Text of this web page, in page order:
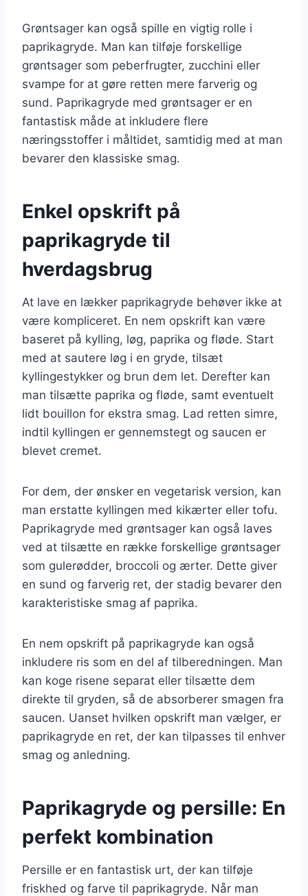
Grøntsager kan også spille en vigtig rolle i
paprikagryde. Man kan tilføje forskellige
grøntsager som peberfrugter, zucchini eller
svampe for at gøre retten mere farverig og
sund. Paprikagryde med grøntsager er en
fantastisk måde at inkludere flere
næringsstoffer i måltidet, samtidig med at man
bevarer den klassiske smag.
Enkel opskrift på
paprikagryde til
hverdagsbrug
At lave en lækker paprikagryde behøver ikke at
være kompliceret. En nem opskrift kan være
baseret på kylling, løg, paprika og fløde. Start
med at sautere løg i en gryde, tilsæt
kyllingestykker og brun dem let. Derefter kan
man tilsætte paprika og fløde, samt eventuelt
lidt bouillon for ekstra smag. Lad retten simre,
indtil kyllingen er gennemstegt og saucen er
blevet cremet.
For dem, der ønsker en vegetarisk version, kan
man erstatte kyllingen med kikærter eller tofu.
Paprikagryde med grøntsager kan også laves
ved at tilsætte en række forskellige grøntsager
som gulerødder, broccoli og ærter. Dette giver
en sund og farverig ret, der stadig bevarer den
karakteristiske smag af paprika.
En nem opskrift på paprikagryde kan også
inkludere ris som en del af tilberedningen. Man
kan koge risene separat eller tilsætte dem
direkte til gryden, så de absorberer smagen fra
saucen. Uanset hvilken opskrift man vælger, er
paprikagryde en ret, der kan tilpasses til enhver
smag og anledning.
Paprikagryde og persille: En
perfekt kombination
Persille er en fantastisk urt, der kan tilføje
friskhed og farve til paprikagryde. Når man